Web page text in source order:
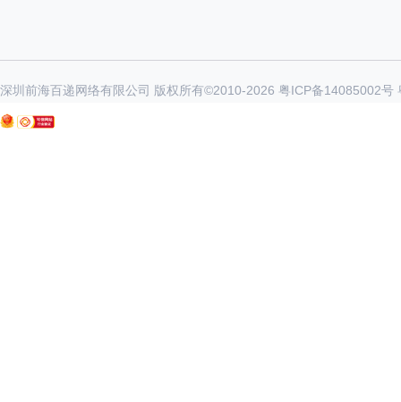
深圳前海百递网络有限公司 版权所有©2010-2026 粤ICP备14085002号